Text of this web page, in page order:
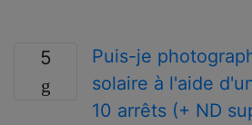
5
Puis-je
solaire à l'aide
10 arrêts (+ ND